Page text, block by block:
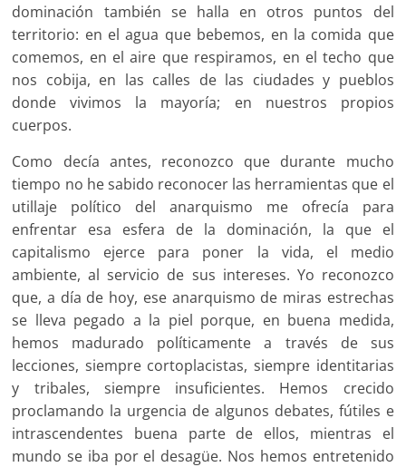
dominación también se halla en otros puntos del
territorio: en el agua que bebemos, en la comida que
comemos, en el aire que respiramos, en el techo que
nos cobija, en las calles de las ciudades y pueblos
donde vivimos la mayoría; en nuestros propios
cuerpos.
Como decía antes, reconozco que durante mucho
tiempo no he sabido reconocer las herramientas que el
utillaje político del anarquismo me ofrecía para
enfrentar esa esfera de la dominación, la que el
capitalismo ejerce para poner la vida, el medio
ambiente, al servicio de sus intereses. Yo reconozco
que, a día de hoy, ese anarquismo de miras estrechas
se lleva pegado a la piel porque, en buena medida,
hemos madurado políticamente a través de sus
lecciones, siempre cortoplacistas, siempre identitarias
y tribales, siempre insuficientes. Hemos crecido
proclamando la urgencia de algunos debates, fútiles e
intrascendentes buena parte de ellos, mientras el
mundo se iba por el desagüe. Nos hemos entretenido